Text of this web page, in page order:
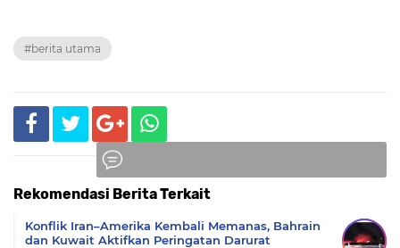
#berita utama
Rekomendasi Berita Terkait
Konflik Iran–Amerika Kembali Memanas, Bahrain
dan Kuwait Aktifkan Peringatan Darurat